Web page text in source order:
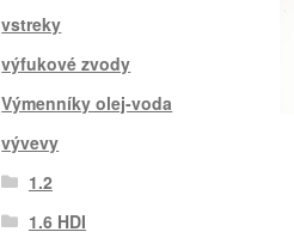
vstreky
výfukové zvody
Výmenníky olej-voda
vývevy
1.2
1.6 HDI